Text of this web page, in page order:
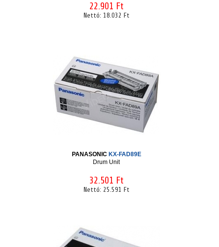
22.901 Ft
Nettó: 18.032 Ft
PANASONIC KX-FAD89E
Drum Unit
32.501 Ft
Nettó: 25.591 Ft